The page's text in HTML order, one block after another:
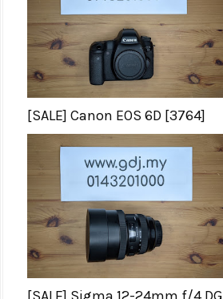
[SALE] Canon EOS 6D [3764]